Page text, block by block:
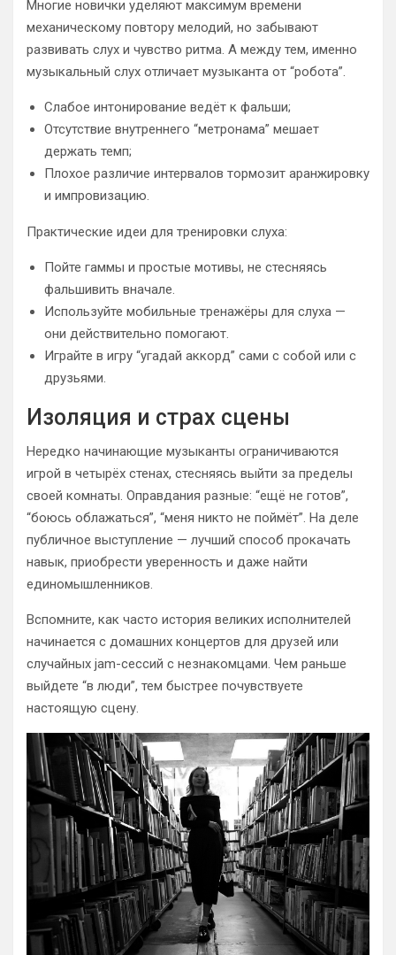
Многие новички уделяют максимум времени
механическому повтору мелодий, но забывают
развивать слух и чувство ритма. А между тем, именно
музыкальный слух отличает музыканта от “робота”.
Слабое интонирование ведёт к фальши;
Отсутствие внутреннего “метронама” мешает
держать темп;
Плохое различие интервалов тормозит аранжировку
и импровизацию.
Практические идеи для тренировки слуха:
Пойте гаммы и простые мотивы, не стесняясь
фальшивить вначале.
Используйте мобильные тренажёры для слуха —
они действительно помогают.
Играйте в игру “угадай аккорд” сами с собой или с
друзьями.
Изоляция и страх сцены
Нередко начинающие музыканты ограничиваются
игрой в четырёх стенах, стесняясь выйти за пределы
своей комнаты. Оправдания разные: “ещё не готов”,
“боюсь облажаться”, “меня никто не поймёт”. На деле
публичное выступление — лучший способ прокачать
навык, приобрести уверенность и даже найти
единомышленников.
Вспомните, как часто история великих исполнителей
начинается с домашних концертов для друзей или
случайных jam-сессий с незнакомцами. Чем раньше
выйдете “в люди”, тем быстрее почувствуете
настоящую сцену.